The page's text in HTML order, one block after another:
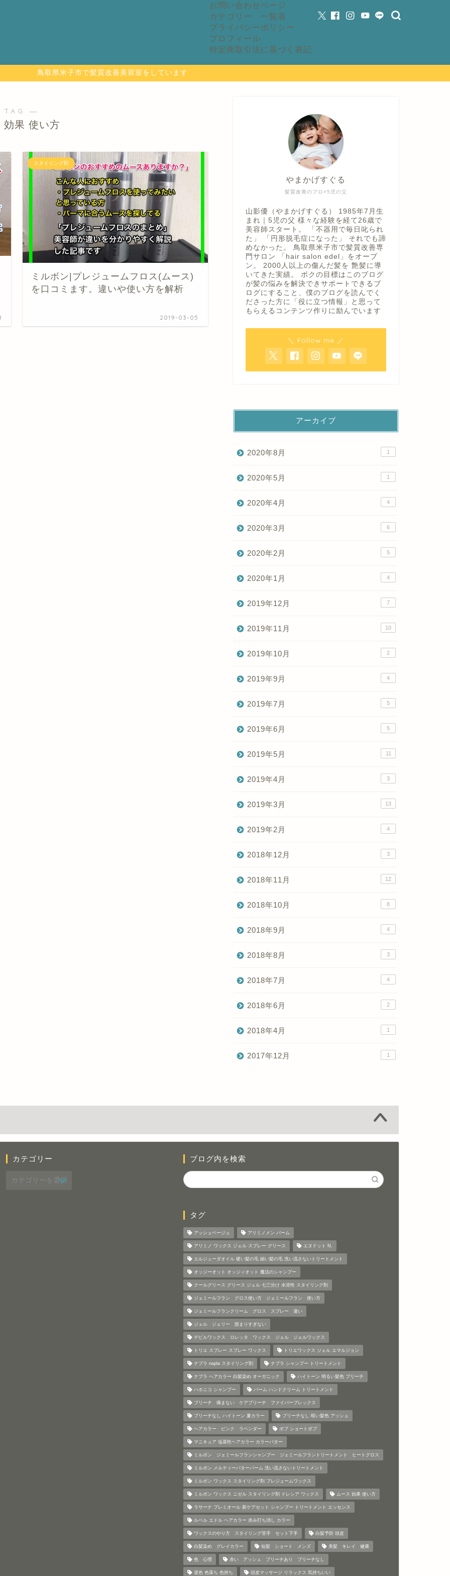
お問い合わせページ
カテゴリー 一覧表
プライバシーポリシー
プロフィール
特定商取引法に基づく表記
鳥取県米子市で髪質改善美容室をしています
―
効果 使い方
スタイリング剤
ミルボン|プレジュームフロス(ムース)
を口コミます。違いや使い方を解析
2019-03-05
髪質改善のプロ×5児の父
やまかげすぐる
山影優（やまかげすぐる） 1985年7月生
まれ｜5児の父 様々な経験を経て26歳で
美容師スタート。 「不器用で毎日叱られ
た」 「円形脱毛症になった」 それでも諦
めなかった。 鳥取県米子市で髪質改善専
門サロン 「hair salon edel」をオープ
ン。 2000人以上の傷んだ髪を 艶髪に導
いてきた実績。 ボクの目標はこのブログ
が髪の悩みを解決できサポートできるブ
ログにすること、僕のブログを読んでく
ださった方に「役に立つ情報」と思って
もらえるコンテンツ作りに励んでいます
＼ Follow me ／
アーカイブ
2020年8月 1
2020年5月 1
2020年4月 4
2020年3月 6
2020年2月 5
2020年1月 4
2019年12月 7
2019年11月 10
2019年10月 2
2019年9月 4
2019年7月 5
2019年6月 5
2019年5月 11
2019年4月 3
2019年3月 13
2019年2月 4
2018年12月 3
2018年11月 12
2018年10月 8
2018年9月 4
2018年8月 3
2018年7月 4
2018年6月 2
2018年4月 1
2017年12月 1
カテゴリー ブログ内を検索
タグ
アッシュベージュ アリミノメン バーム
アリミノ ワックス ジェル スプレー グリース エヌドット N.
エルジューダオイル 硬い髪の毛 細い髪の毛 洗い流さないトリートメント
オッジーオット オッジィオット 魔法のシャンプー
クールグリース グリース ジェル 七三分け 水溶性 スタイリング剤
ジェミールフラン グロス使い方 ジェミールフラン 使い方
ジェミールフランクリーム グロス スプレー 違い
ジェル ジェリー 固まりすぎない
デビルワックス ロレッタ ワックス ジェル ジェルワックス
トリエ スプレー スプレー ワックス トリエワックス ジェル エマルジョン
ナプラ napla スタイリング剤 ナプラ シャンプー トリートメント
ナプラ ヘアカラー 白髪染め オーガニック ハイトーン 明るい髪色 ブリーチ
ハホニコ シャンプー バーム ハンドクリーム トリートメント
ブリーチ 痛まない ケアブリーチ ファイバープレックス
ブリーチなし ハイトーン 夏カラー ブリーチなし 暗い髪色 アッシュ
ヘアカラー ピンク ラベンダー ボブ ショートボブ
マニキュア 塩基性ヘアカラー カラーバター
ミルボン ジェミールフランシャンプー ジェミールフラントリートメント ヒートグロス
ミルボン メルティーバターバーム 洗い流さないトリートメント
ミルボン ワックス スタイリング剤 プレジュームワックス
ミルボン ワックス ニゼル スタイリング剤 ドレシア ワックス ムース 効果 使い方
ラサーナ プレミオール 新ケアセット シャンプー トリートメント エッセンス
ルベル エドル ヘアカラー 赤み打ち消し カラー
ワックスのやり方 スタイリング苦手 セット下手 白髪予防 頭皮
白髪染め グレイカラー 短髪 ショート メンズ 美髪 キレイ 健康
色 心理 赤い アッシュ ブリーチあり ブリーチなし
退色 色落ち 色持ち 頭皮マッサージ リラックス 気持ちいい